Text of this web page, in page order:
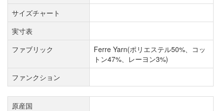
サイズチャート
実寸表
ファブリック
Ferre Yarn(ポリエステル50%、コッ
トン47%、レーヨン3%)
ファンクション
原産国